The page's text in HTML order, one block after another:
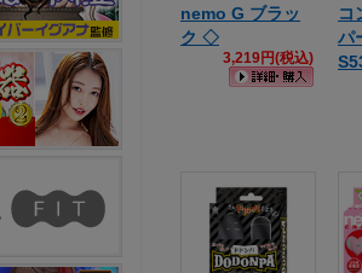
nemo G ブラッ
ク ◇
3,219円(税込)
パ